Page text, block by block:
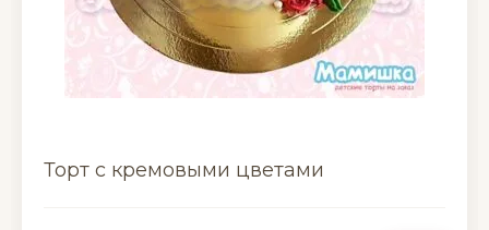
Торт с кремовыми цветами